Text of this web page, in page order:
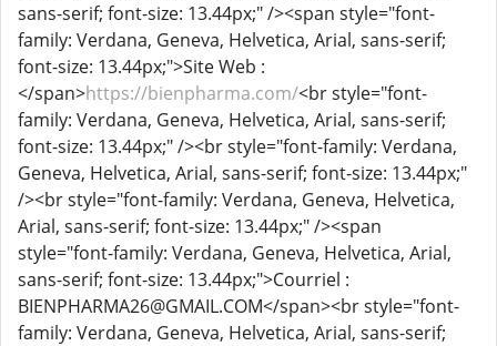
sans-serif; font-size: 13.44px;" /><span style="font-
family: Verdana, Geneva, Helvetica, Arial, sans-serif;
font-size: 13.44px;">Site Web :
</span>https://bienpharma.com/<br style="font-
family: Verdana, Geneva, Helvetica, Arial, sans-serif;
font-size: 13.44px;" /><br style="font-family: Verdana,
Geneva, Helvetica, Arial, sans-serif; font-size: 13.44px;"
/><br style="font-family: Verdana, Geneva, Helvetica,
Arial, sans-serif; font-size: 13.44px;" /><span
style="font-family: Verdana, Geneva, Helvetica, Arial,
sans-serif; font-size: 13.44px;">Courriel :
BIENPHARMA26@GMAIL.COM</span><br style="font-
family: Verdana, Geneva, Helvetica, Arial, sans-serif;